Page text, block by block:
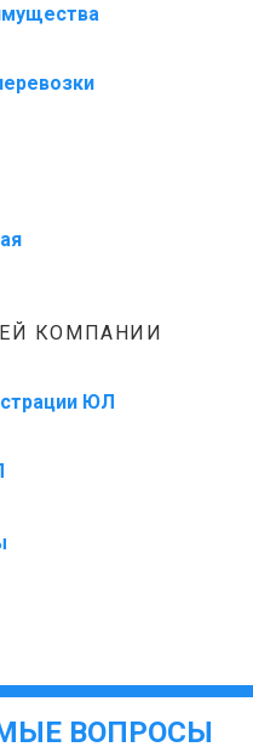
КОМПАНИИ
ЮЛ
ВОПРОСЫ